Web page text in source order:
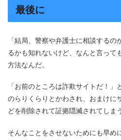
最後に
「結局、警察や弁護士に相談する
るかも知れないけど、なんと言って
方法なんだ。
「お前のところは詐欺サイトだ！
のらりくらりとかわされ、おまけに
どを削除されて証拠隠滅されてしま
そんなことをさせないためにも早め